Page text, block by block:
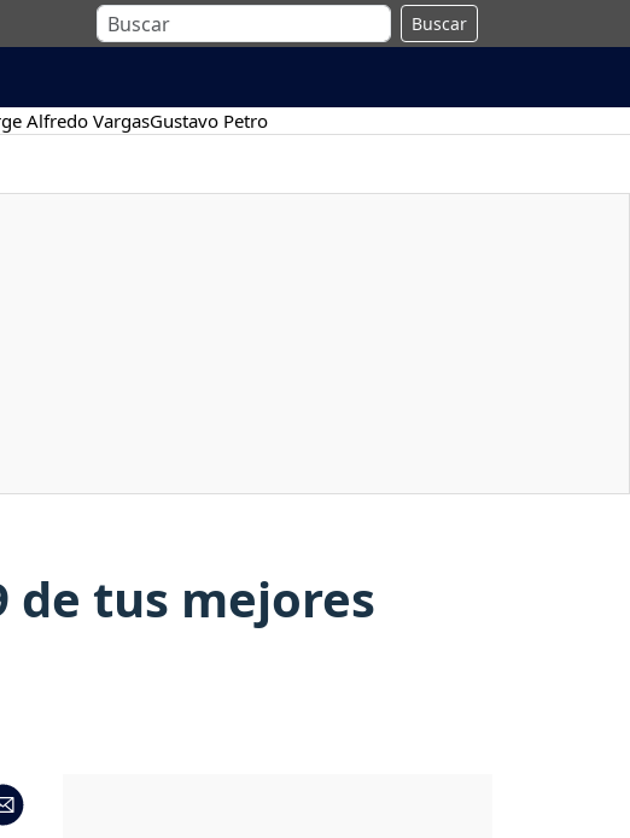
Buscar
Alfredo VargasGustavo Petro
de tus mejores